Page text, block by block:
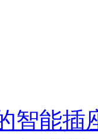
智能插